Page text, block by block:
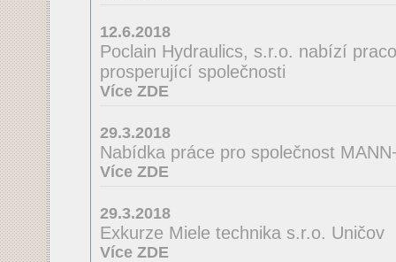
12.6.2018
Poclain Hydraulics, s.r.o. nabízí
prosperující společnosti
Více ZDE
29.3.2018
Nabídka práce pro společnost
Více ZDE
29.3.2018
Exkurze Miele technika s.r.o. Uničov
Více ZDE